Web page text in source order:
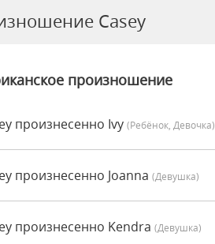
Casey
произношение
произнесенно Ivy (Ребёнок, Девочка)
произнесенно Joanna (девушка)
произнесенно Kendra (девушка)